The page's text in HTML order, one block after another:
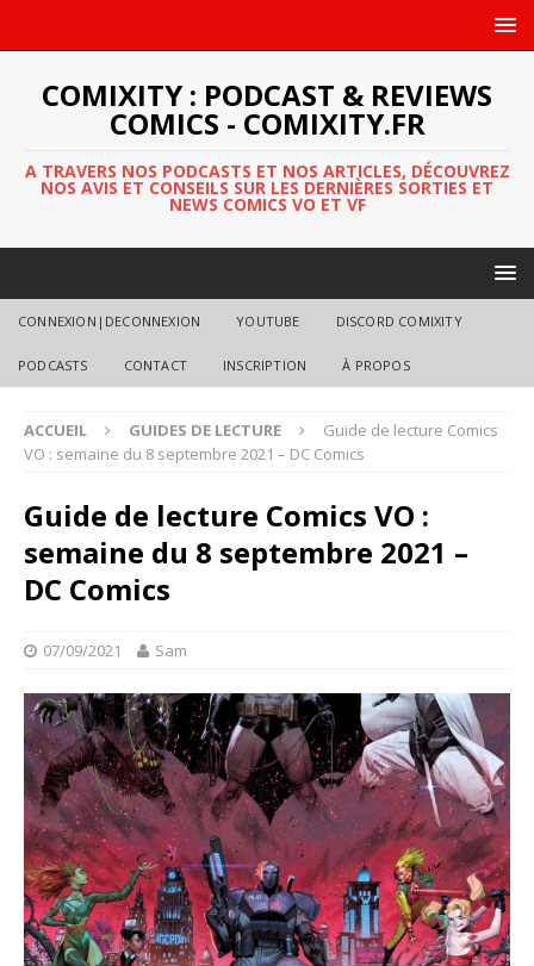
COMIXITY : PODCAST & REVIEWS
COMICS - COMIXITY.FR
A TRAVERS NOS PODCASTS ET NOS ARTICLES, DÉCOUVREZ
NOS AVIS ET CONSEILS SUR LES DERNIÈRES SORTIES ET
NEWS COMICS VO ET VF
CONNEXION|DECONNEXION YOUTUBE DISCORD COMIXITY
PODCASTS CONTACT INSCRIPTION À PROPOS
ACCUEIL GUIDES DE LECTURE
Guide de lecture Comics
VO : semaine du 8 septembre 2021 – DC Comics
Guide de lecture Comics VO :
semaine du 8 septembre 2021 –
DC Comics
07/09/2021 Sam